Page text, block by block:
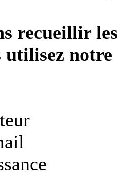
recueillir
utilisez notre